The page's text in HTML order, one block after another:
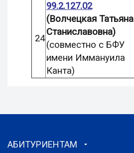
24
99.2.127.02
(Волчецкая Татьяна
Станиславовна)
(совместно с БФУ
имени Иммануила
Канта)
АБИТУРИЕНТАМ